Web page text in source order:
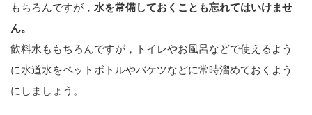
もちろんですが， 水を常備しておくことも忘れてはいけませ
ん。
飲料水ももちろんですが，トイレやお風呂などで使えるよう
に水道水をペットボトルやバケツなどに常時溜めておくよう
にしましょう。